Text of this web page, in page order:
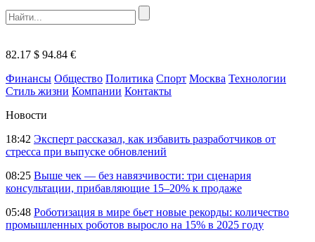
82.17 $ 94.84 €
Финансы Общество Политика Спорт Москва Технологии
Стиль жизни Компании Контакты
Новости
18:42 Эксперт рассказал, как избавить разработчиков от
стресса при выпуске обновлений
08:25 Выше чек — без навязчивости: три сценария
консультации, прибавляющие 15–20% к продаже
05:48 Роботизация в мире бьет новые рекорды: количество
промышленных роботов выросло на 15% в 2025 году